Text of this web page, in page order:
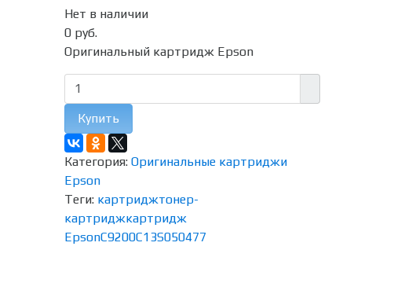
Нет в наличии
0 руб.
Оригинальный картридж Epson
Купить
Категория: Оригинальные картриджи
Epson
Теги: картриджтонер-
картриджкартридж
EpsonC9200C13S050477